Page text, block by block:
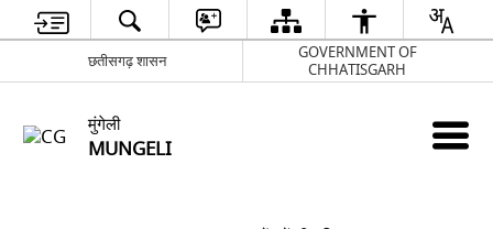
छतीसगढ़ शासन
GOVERNMENT OF
CHHATISGARH
मुंगेली
MUNGELI